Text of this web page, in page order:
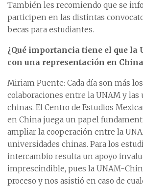
También les recomiendo que se
participen en las distintas
becas para estudiantes.
¿Qué importancia tiene el que la
con una representación en
Miriam Puente: Cada día son más
colaboraciones entre la UNAM y las
chinas. El Centro de Estudios
en China juega un papel
ampliar la cooperación entre la
universidades chinas. Para los
intercambio resulta un apoyo
imprescindible, pues la UNAM-
proceso y nos asistió en caso de